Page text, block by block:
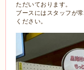
ただいております。
ブースにはスタッフが
ください。